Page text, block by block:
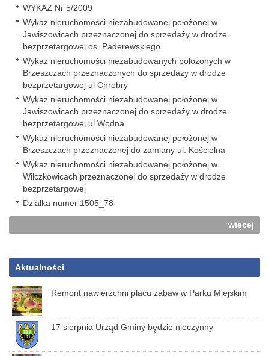
WYKAZ Nr 5/2009
Wykaz nieruchomości niezabudowanej położonej w
Jawiszowicach przeznaczonej do sprzedaży w drodze
bezprzetargowej os. Paderewskiego
Wykaz nieruchomości niezabudowanych położonych w
Brzeszczach przeznaczonych do sprzedaży w drodze
bezprzetargowej ul Chrobry
Wykaz nieruchomości niezabudowanej położonej w
Jawiszowicach przeznaczonej do sprzedaży w drodze
bezprzetargowej ul Wodna
Wykaz nieruchomości niezabudowanej położonej w
Brzeszczach przeznaczonej do zamiany ul. Kościelna
Wykaz nieruchomości niezabudowanej położonej w
Wilczkowicach przeznaczonej do sprzedaży w drodze
bezprzetargowej
Działka numer 1505_78
więcej
Aktualności
Remont nawierzchni placu zabaw w Parku Miejskim
17 sierpnia Urząd Gminy będzie nieczynny